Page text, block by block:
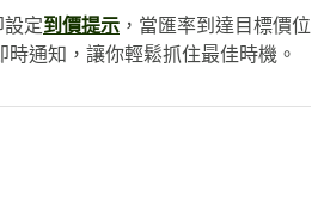
定到價提示 ，當匯率到達目標價位
通知，讓你輕鬆抓住最佳時機。